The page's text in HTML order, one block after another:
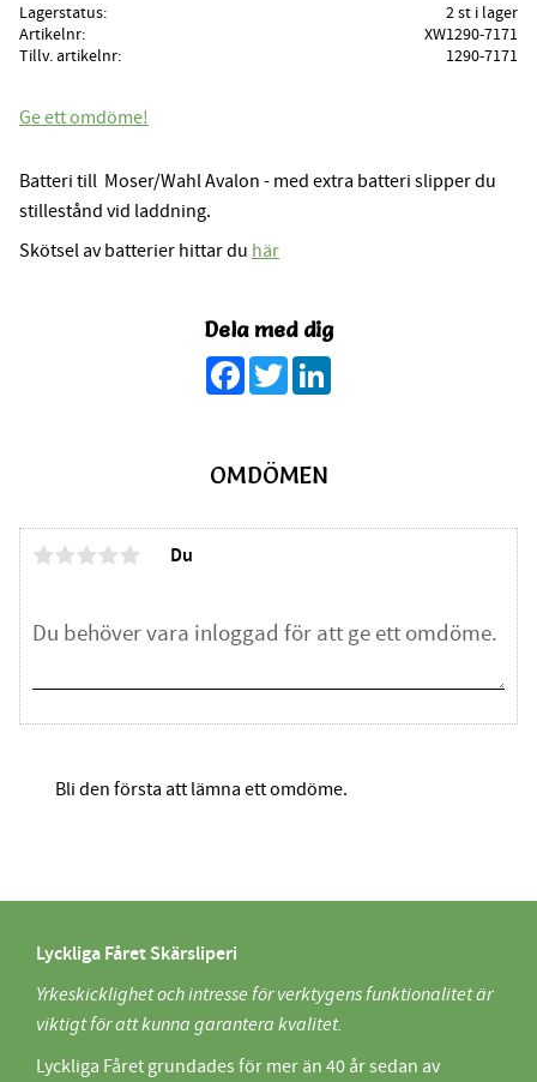
Lagerstatus
2 st i lager
Artikelnr
XW1290-7171
Tillv. artikelnr
1290-7171
Ge ett omdöme!
Batteri till Moser/Wahl Avalon - med extra batteri slipper du
stillestånd vid laddning.
Skötsel av batterier hittar du här
Dela med dig
Facebook
Twitter
OMDÖMEN
Du
Bli den första att lämna ett omdöme.
Lyckliga Fåret Skärsliperi
Yrkeskicklighet och intresse för verktygens funktionalitet är
viktigt för att kunna garantera kvalitet.
Lyckliga Fåret grundades för mer än 40 år sedan av